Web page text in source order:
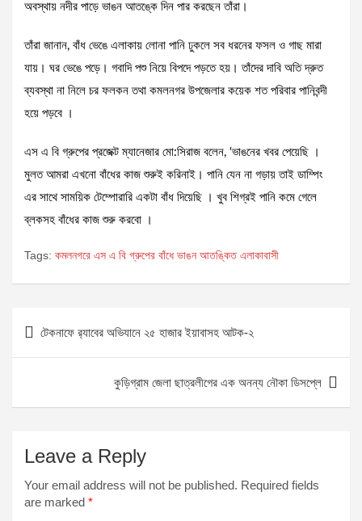
অবস্থায় নদীর পাড়ে ভাঙন আতঙ্কে দিন পার করছেন তাঁরা।
তাঁরা জানান, বাঁধ ভেঙে এলাকায় লোনা পানি ঢুকলে সব ধরনের ফসল ও গাছ মারা
যায়। ঘর ভেঙে পড়ে। গবাদি পশু নিয়ে বিপদে পড়তে হয়। তাঁদের দাবি অতি দ্রুত
ব্যবস্থা না নিলে চর ফলকন তথা কমলনগর উপজেলার কয়েক শত পরিবার পানিবন্দী
হয়ে পড়বে ।
এস এ বি গ্রুপের প্রজেক্ট ম্যানেজার মো:সিরাজ বলেন, ‘ভাঙনের খবর পেয়েছি ।
মুলত আমরা এখনো বাঁধের কাজ শুরুই করিনাই। পানি যেন না গড়ায় তাই ডাম্পিং
এর সাথে সাময়িক টেম্পোরারি একটা বাঁধ দিয়েছি । খুব শিগ্রই পানি কমে গেলে
ব্লকসহ বাঁধের কাজ শুরু করবো ।
Tags: কমলনগরে এস এ বি গ্রুপের বাঁধে ভাঙন আতঙ্কিত এলাকাবাসী
navigation
টেকনাফে র‌্যাবের অভিযানে ২৫ হাজার ইয়াবাসহ আটক-২
কুড়িগ্রাম জেলা ছাত্রলীগের এক অনন্য নৌকা ডিসপ্লে
Leave a Reply
Your email address will not be published. Required fields
are marked *